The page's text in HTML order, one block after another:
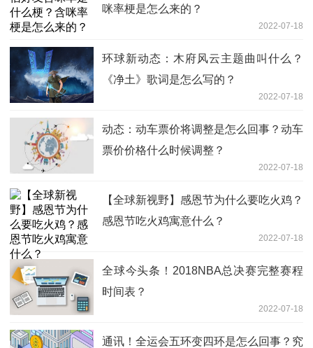
咪率梗是怎么来的？
2022-07-18
环球新动态：木府风云主题曲叫什么？
《净土》歌词是怎么写的？
2022-07-18
动态：动车票价将调整是怎么回事？动车
票价价格什么时候调整？
2022-07-18
【全球新视野】感恩节为什么要吃火鸡？
感恩节吃火鸡寓意什么？
2022-07-18
全球今头条！2018NBA总决赛完整赛程
时间表？
2022-07-18
通讯！全运会五环变四环是怎么回事？究